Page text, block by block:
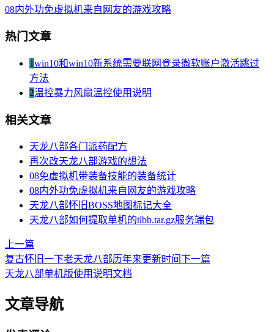
08内外功免虚拟机来自网友的游戏攻略
热门文章
1win10和win10新系统需要联网登录微软账户激活跳过
方法
2温控暴力风扇温控使用说明
相关文章
天龙八部各门派药配方
再次改天龙八部游戏的想法
08免虚拟机带装备技能的装备统计
08内外功免虚拟机来自网友的游戏攻略
天龙八部怀旧BOSS地图标记大全
天龙八部如何提取单机的tlbb.tar.gz服务端包
上一篇
复古怀旧一下老天龙八部历年来更新时间
下一篇
天龙八部单机版使用说明文档
文章导航